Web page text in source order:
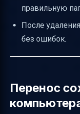
правильную
После
без ошибок.
Перенос